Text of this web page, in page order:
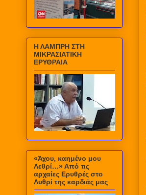
Η ΛΑΜΠΡΗ ΣΤΗ
ΜΙΚΡΑΣΙΑΤΙΚΗ
ΕΡΥΘΡΑΙΑ
«Άχου, καημένο μου
Λεθρί…» Από τις
αρχαίες Ερυθρές στο
Λυθρί της καρδιάς μας